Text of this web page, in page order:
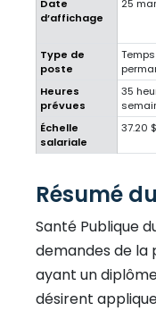
Date
d’affichage
25
Type de
poste
Heures
prévues
35
Échelle
salariale
37.20
Résumé
Santé Publique
demandes de la
ayant un
désirent